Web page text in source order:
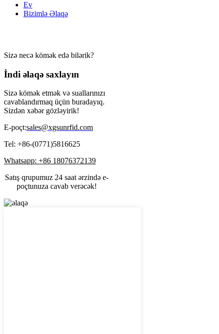
Ev
Bizimlə Əlaqə
Sizə necə kömək edə bilərik?
İndi əlaqə saxlayın
Sizə kömək etmək və suallarınızı
cavablandırmaq üçün buradayıq.
Sizdən xəbər gözləyirik!
E-poçt:sales@xgsunrfid.com
Tel: +86-(0771)5816625
Whatsapp: +86 18076372139
Satış qrupumuz 24 saat ərzində e-
poçtunuza cavab verəcək!